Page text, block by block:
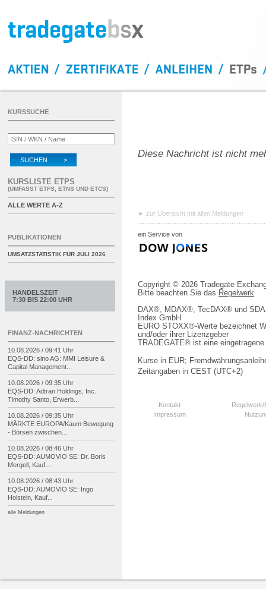
Diese Nachricht ist nicht
zur Übersicht mit allen Meldungen
ein Service von
Copyright © 2026 Tradegate
Bitte beachten Sie das Regelwerk
DAX®, MDAX®, TecDAX® und
Index GmbH
EURO STOXX®-Werte bezeichnet
und/oder ihrer Lizenzgeber
TRADEGATE® ist eine
Kurse in EUR;
Zeitangaben in CEST (UTC+2)
Kontakt
Impressum
KURSSUCHE
SUCHEN >
KURSLISTE ETPS
(UMFASST ETFS, ETNS UND ETCS)
ALLE WERTE A-Z
PUBLIKATIONEN
UMSATZSTATISTIK FÜR JULI 2026
HANDELSZEIT
7:30 BIS 22:00 UHR
FINANZ-NACHRICHTEN
10.08.2026 / 09:41 Uhr
EQS-DD: sino AG: MMI Leisure &
Capital Management...
10.08.2026 / 09:35 Uhr
EQS-DD: Adtran Holdings, Inc.:
Timothy Santo, Erwerb...
10.08.2026 / 09:35 Uhr
MÄRKTE EUROPA/Kaum Bewegung
- Börsen zwischen...
10.08.2026 / 08:46 Uhr
EQS-DD: AUMOVIO SE: Dr. Boris
Mergell, Kauf...
10.08.2026 / 08:43 Uhr
EQS-DD: AUMOVIO SE: Ingo
Holstein, Kauf...
alle Meldungen